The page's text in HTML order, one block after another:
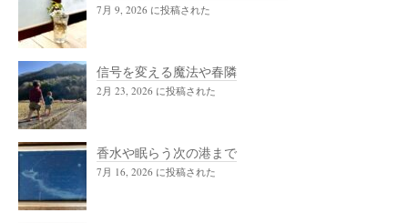
7月 9, 2026 に投稿された
信号を変える魔法や春隣
2月 23, 2026 に投稿された
香水や眠らう次の港まで
7月 16, 2026 に投稿された